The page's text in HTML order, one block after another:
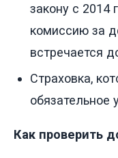
закону с 2014
комиссию за
встречается
Страховка,
обязательное
Как проверить